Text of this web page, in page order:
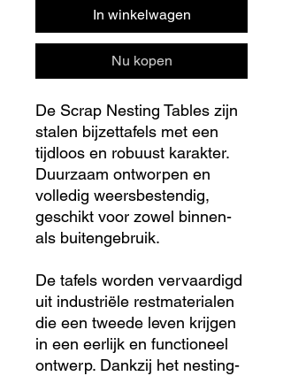
In winkelwagen
Nu kopen
De Scrap Nesting Tables zijn
stalen bijzettafels met een
tijdloos en robuust karakter.
Duurzaam ontworpen en
volledig weersbestendig,
geschikt voor zowel binnen-
als buitengebruik.
De tafels worden vervaardigd
uit industriële restmaterialen
die een tweede leven krijgen
in een eerlijk en functioneel
ontwerp. Dankzij het nesting-